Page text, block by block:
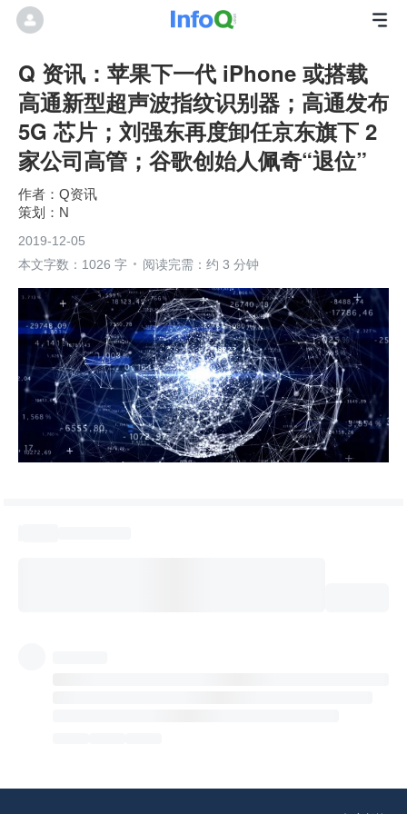
Q 资讯：苹果下一代 iPhone 或搭载
高通新型超声波指纹识别器；高通发布
5G 芯片；刘强东再度卸任京东旗下 2
家公司高管；谷歌创始人佩奇“退位”
Q资讯
N
2019-12-05
本文字数：1026 字
阅读完需：约 3 分钟